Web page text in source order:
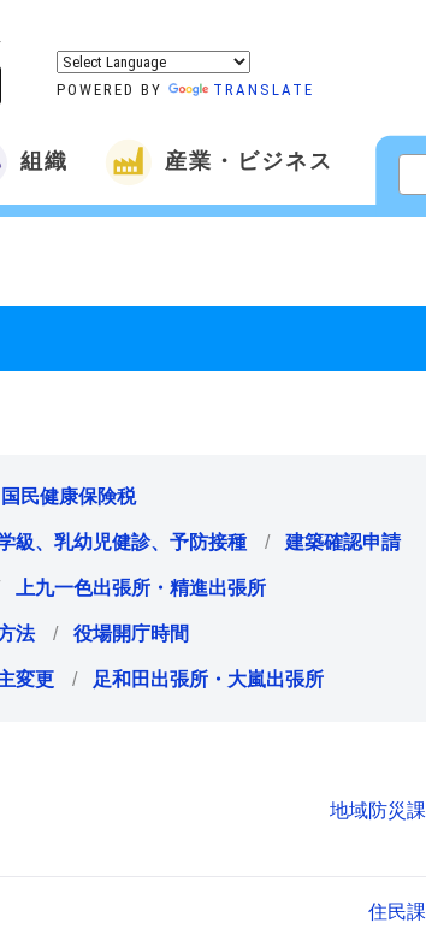
POWERED BY TRANSLATE
組織 産業・ビジネス
国民健康保険税
級、乳幼児健診、予防接種 建築確認申請
上九一色出張所・精進出張所
法 役場開庁時間
変更 足和田出張所・大嵐出張所
地域防災課
住民課